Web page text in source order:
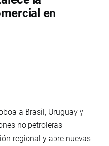
en
a Brasil, Uruguay y
no petroleras
regional y abre nuevas